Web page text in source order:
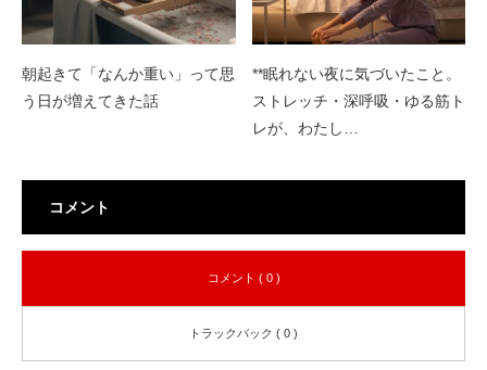
朝起きて「なんか重い」って思
う日が増えてきた話
**眠れない夜に気づいたこと。
ストレッチ・深呼吸・ゆる筋ト
レが、わたし…
コメント
コメント ( 0 )
トラックバック ( 0 )